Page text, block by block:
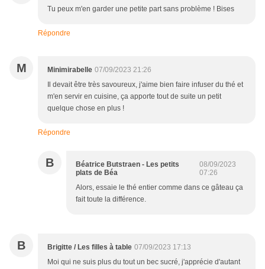
Tu peux m'en garder une petite part sans problème ! Bises
Répondre
M Minimirabelle 07/09/2023 21:26
Il devait être très savoureux, j'aime bien faire infuser du thé et
m'en servir en cuisine, ça apporte tout de suite un petit
quelque chose en plus !
Répondre
B
Béatrice Butstraen - Les petits
plats de Béa
08/09/2023
07:26
Alors, essaie le thé entier comme dans ce gâteau ça
fait toute la différence.
B Brigitte / Les filles à table 07/09/2023 17:13
Moi qui ne suis plus du tout un bec sucré, j'apprécie d'autant